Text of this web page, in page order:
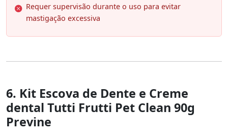
Requer supervisão durante o uso para evitar
mastigação excessiva
6. Kit Escova de Dente e Creme
dental Tutti Frutti Pet Clean 90g
Previne